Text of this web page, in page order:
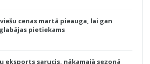
cenas martā pieauga, lai gan
pietiekams
eksports sarucis, nākamajā sezonā